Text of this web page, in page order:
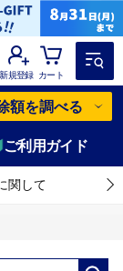
新規登録 カート
額を調べる
ご利用ガイド
関して